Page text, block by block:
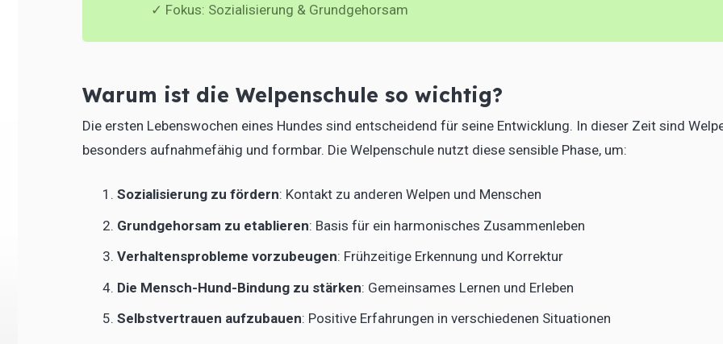
✓ Fokus: Sozialisierung & Grundgehorsam
Warum ist die Welpenschule so wichtig?
Die ersten Lebenswochen eines Hundes sind entscheidend für seine Entwicklung. In dieser Zeit sind
besonders aufnahmefähig und formbar. Die Welpenschule nutzt diese sensible Phase, um:
Sozialisierung zu fördern: Kontakt zu anderen Welpen und Menschen
Grundgehorsam zu etablieren: Basis für ein harmonisches Zusammenleben
Verhaltensprobleme vorzubeugen: Frühzeitige Erkennung und Korrektur
Die Mensch-Hund-Bindung zu stärken: Gemeinsames Lernen und Erleben
Selbstvertrauen aufzubauen: Positive Erfahrungen in verschiedenen Situationen